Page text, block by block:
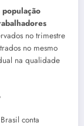
no trimestre
no mesmo
na qualidade
conta